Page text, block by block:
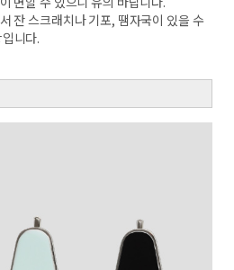
잔 스크래치나 기포, 땜자국이 있을 수
니다.